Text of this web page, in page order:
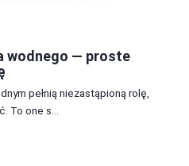
wodnego — proste
pełnią niezastąpioną rolę,
To one s...